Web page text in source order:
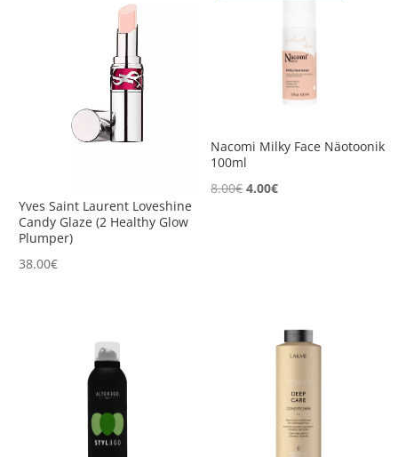
Yves Saint Laurent Loveshine
Candy Glaze (2 Healthy Glow
Plumper)
38.00€
Nacomi Milky Face Näotoonik
100ml
8.00€Algne
4.00€Current